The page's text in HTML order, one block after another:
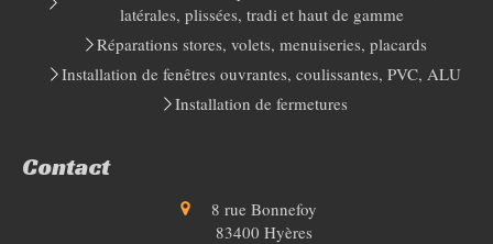
latérales, plissées, tradi et haut de gamme
Réparations stores, volets, menuiseries, placards
Installation de fenêtres ouvrantes, coulissantes, PVC, ALU
Installation de fermetures
Contact
8 rue Bonnefoy
83400 Hyères